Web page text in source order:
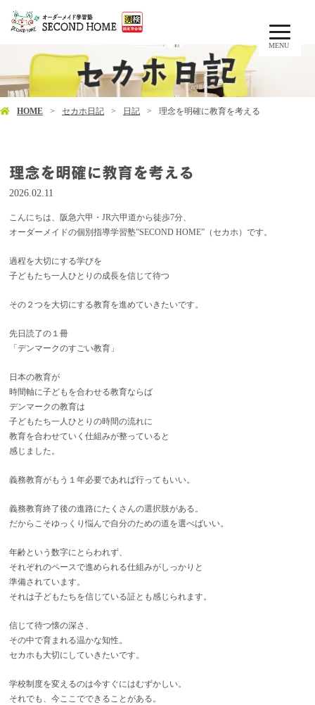
MENU
HOME セカホ日記 日記 理念を明確に教育を考える
理念を明確に教育を考える
2026.02.11
こんにちは、阪急六甲・JR六甲道から徒歩7分、
オーダーメイドの個別指導学習塾”SECOND HOME”（セカホ）です。
過程を大切にする学びを
子どもたち一人ひとりの成長を信じて待つ
その２つを大切にする教育を進めていきたいです。
先日読了の１冊
「デンマークのすごい教育」
日本の教育が
時間軸に子どもを合わせる教育ならば
デンマークの教育は
子どもたち一人ひとりの時間の流れに
教育を合わせていく仕組みが整っていると
感じました。
義務教育がもう１年必要であれば行ってもいい。
義務教育終了後の進路にたくさんの選択肢がある。
だからこそゆっくり悩んで自分のための道を選べばいい。
年齢という数字にとらわれず、
それぞれのペースで進められる仕組みがしっかりと
準備されています。
それは子どもたちを信じている証とも感じられます。
信じて待つ懐の深さ、
その中で育まれる温かな知性。
セカホも大切にしていきたいです。
学校制度を変えるのは今すぐにはむずかしい。
それでも、今ここでできることがある。